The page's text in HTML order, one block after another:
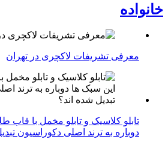
خانواده
معرفی تشریفات لاکچری در تهران
تابلو کلاسیک و تابلو مخمل با قاب
دوباره به ترند اصلی دکوراسیون